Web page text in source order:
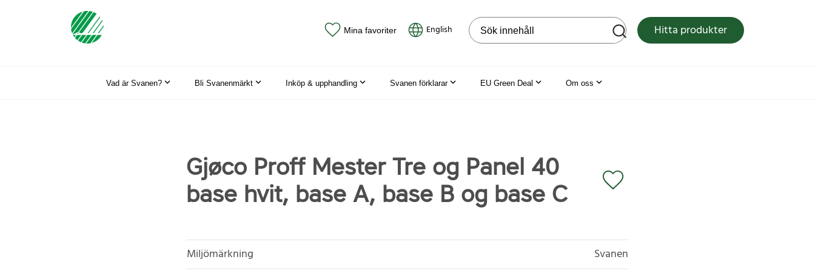
Mina favoriter English Sök på webbplatsen Hitta produkter
Vad är Svanen? Bli Svanenmärkt Inköp & upphandling Svanen förklarar EU Green Deal Om oss
Gjøco Proff Mester Tre og Panel 40
base hvit, base A, base B og base C
Miljömärkning
Svanen